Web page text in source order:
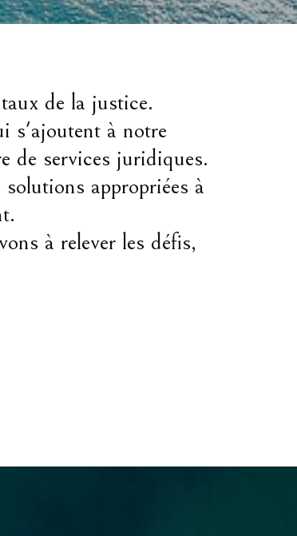
de la justice.
s'ajoutent à notre
de services juridiques.
appropriées à
à relever les défis,